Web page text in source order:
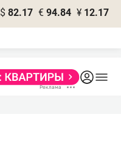
$ 82.17 € 94.84 ¥ 12.17